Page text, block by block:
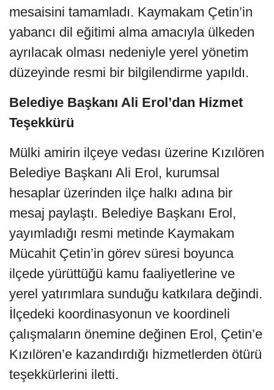
mesaisini tamamladı. Kaymakam Çetin’in
yabancı dil eğitimi alma amacıyla ülkeden
ayrılacak olması nedeniyle yerel yönetim
düzeyinde resmi bir bilgilendirme yapıldı.
Belediye Başkanı Ali Erol’dan Hizmet
Teşekkürü
Mülki amirin ilçeye vedası üzerine Kızılören
Belediye Başkanı Ali Erol, kurumsal
hesaplar üzerinden ilçe halkı adına bir
mesaj paylaştı. Belediye Başkanı Erol,
yayımladığı resmi metinde Kaymakam
Mücahit Çetin’in görev süresi boyunca
ilçede yürüttüğü kamu faaliyetlerine ve
yerel yatırımlara sunduğu katkılara değindi.
İlçedeki koordinasyonun ve koordineli
çalışmaların önemine değinen Erol, Çetin’e
Kızılören’e kazandırdığı hizmetlerden ötürü
teşekkürlerini iletti.